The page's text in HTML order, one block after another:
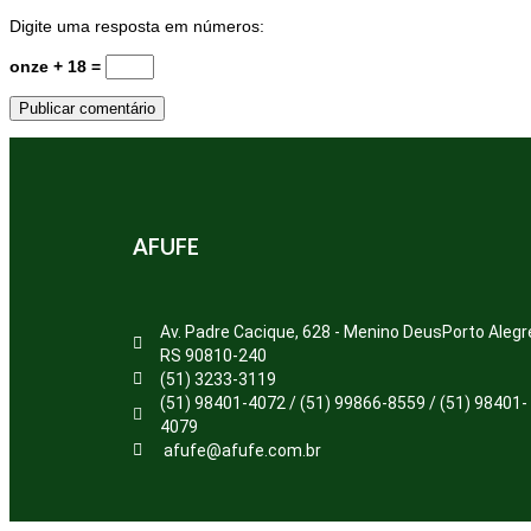
Digite uma resposta em números:
onze + 18 =
AFUFE
Av. Padre Cacique, 628 - Menino DeusPorto
RS 90810-240
(51) 3233-3119
(51) 98401-4072 / (51) 99866-8559 / (51) 98401-
4079
afufe@afufe.com.br